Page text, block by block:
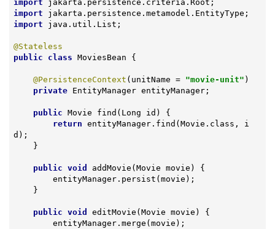
import
import
import java.util.List;
@Stateless
public
class MoviesBean {
@PersistenceContext (unitName = "movie-unit" )
private EntityManager entityManager;
public Movie find (Long id)
{
return entityManager.find(Movie.class, i
d);
public void addMovie (Movie movie)
{
public void editMovie (Movie movie)
{